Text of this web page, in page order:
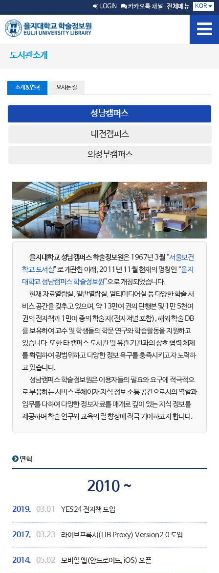
LOGIN 카카오톡 채널 전체메뉴 KOR
도서관소개
소개&연혁 오시는 길
성남캠퍼스
대전캠퍼스
의정부캠퍼스
을지대학교 성남캠퍼스 학술정보원은 1967년 3월 “서울보건
학교 도서실”로 개관한 이래, 2011년 11월 현재의 명칭인 “을지
대학교 성남캠퍼스 학술정보원”으로 개칭되었습니다.
현재 자료열람실, 일반열람실, 멀티미디어실 등 다양한 학술 서
비스 공간을 갖추고 있으며, 약 13만여 권의 단행본 및 1만 5천여
권의 전자책과 1만여 종의 학술지(전자저널 포함), 해외 학술 DB
를 보유하여 교수 및 학생들의 학문 연구와 학습활동을 지원하고
있습니다. 또한 타 캠퍼스 도서관 및 유관 기관과의 상호 협력 체제
를 확립하여 광범위하고 다양한 정보 욕구를 충족시키고자 노력하
고 있습니다.
성남캠퍼스 학술정보원은 이용자들의 필요와 요구에 적극적으
로 부응하는 서비스 주체이자 지식 정보 소통 공간으로서의 역할과
임무를 다하여 다양한 정보자료를 매개로 깊이 있는 지식 정보를
제공하며 학술 연구와 교육의 질 향상에 적극 기여하고자 합니다.
연혁
2010 ~
2019. 03.01 YES24 전자책 도입
2017. 03.23 라이브프록시(LIB.Proxy) Version2.0 도입
2014. 05.02 모바일 앱(안드로이드, iOS) 오픈